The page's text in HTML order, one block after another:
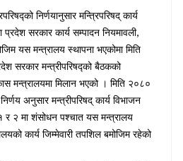
निर्णयानुसार मन्त्रिपरिषद् कार्य
सरकार कार्य सम्पादन नियमावली,
यस मन्त्रालय स्थापना भएकोमा मिति
सरकार मन्त्रीपरिषद्को बैठकको
मन्त्रालयमा मिलान भएको । मिति २०८०
अनुसार मन्त्रीपरिषद् कार्य विभाजन
२ मा शंसोधन पश्चात यस मन्त्रालय
कार्य जिम्मेवारी तपशिल बमोजिम रहेको